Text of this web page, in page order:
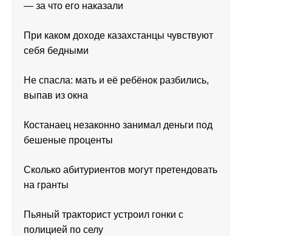
— за что его наказали
При каком доходе казахстанцы чувствуют
себя бедными
Не спасла: мать и её ребёнок разбились,
выпав из окна
Костанаец незаконно занимал деньги под
бешеные проценты
Сколько абитуриентов могут претендовать
на гранты
Пьяный тракторист устроил гонки с
полицией по селу